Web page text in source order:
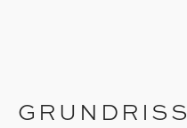
GRUNDRISS